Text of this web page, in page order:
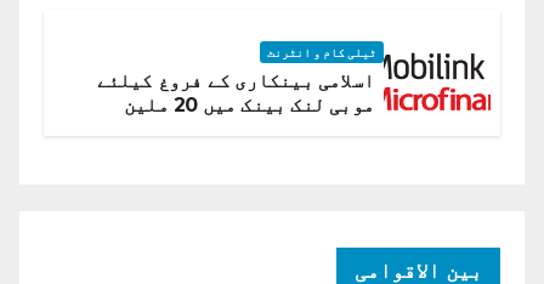
ٹیلی کام و انٹرنٹ
اسلامی بینکاری کے فروغ کیلئے
موبی لنک بینک میں 20 ملین
بین الاقوامی